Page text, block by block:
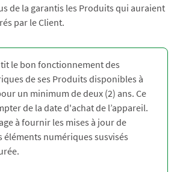
de la garantis les Produits qui auraient
par le Client.
le bon fonctionnement des
de ses Produits disponibles à
un minimum de deux (2) ans. Ce
de la date d'achat de l’appareil.
à fournir les mises à jour de
éléments numériques susvisés